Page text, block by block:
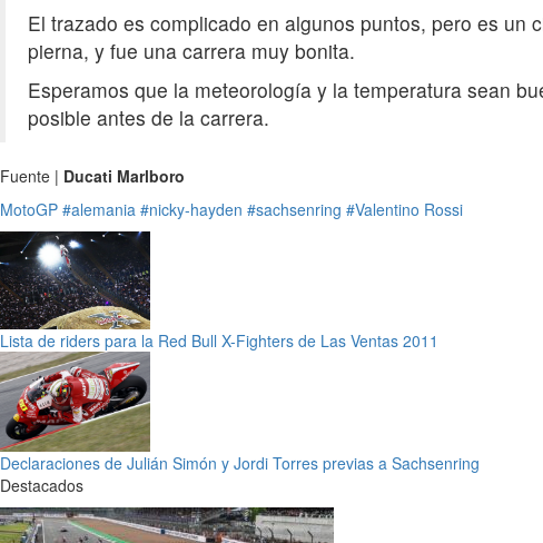
El trazado es complicado en algunos puntos, pero es
pierna, y fue una carrera muy bonita.
Esperamos que la meteorología y la temperatura sean
posible antes de la carrera.
Fuente | Ducati Marlboro
MotoGP #alemania #nicky-hayden #sachsenring #Valentino Rossi
Lista de riders para la Red Bull X-Fighters de Las Ventas 2011
Declaraciones de Julián Simón y Jordi Torres previas a Sachsenring
Destacados